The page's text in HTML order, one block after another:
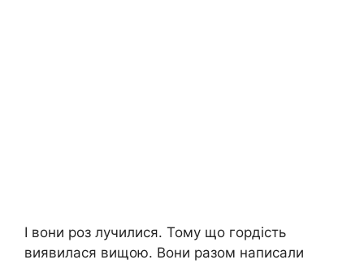
І вони роз лучилися. Тому що гордість
виявилася вищою. Вони разом написали